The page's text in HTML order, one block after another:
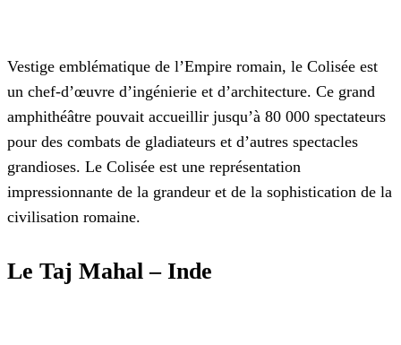
Vestige emblématique de l’Empire romain, le Colisée est
un chef-d’œuvre d’ingénierie et d’architecture. Ce grand
amphithéâtre pouvait accueillir jusqu’à 80 000 spectateurs
pour des combats de gladiateurs et d’autres spectacles
grandioses. Le Colisée est une représentation
impressionnante de la grandeur et de la sophistication de la
civilisation romaine.
Le Taj Mahal – Inde